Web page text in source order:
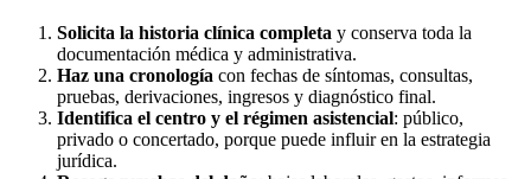
Solicita la historia clínica completa y conserva toda la
documentación médica y administrativa.
Haz una cronología con fechas de síntomas, consultas,
pruebas, derivaciones, ingresos y diagnóstico final.
Identifica el centro y el régimen asistencial: público,
privado o concertado, porque puede influir en la estrategia
jurídica.